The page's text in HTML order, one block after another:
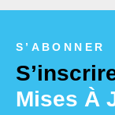
S’ABONNER
Mises À